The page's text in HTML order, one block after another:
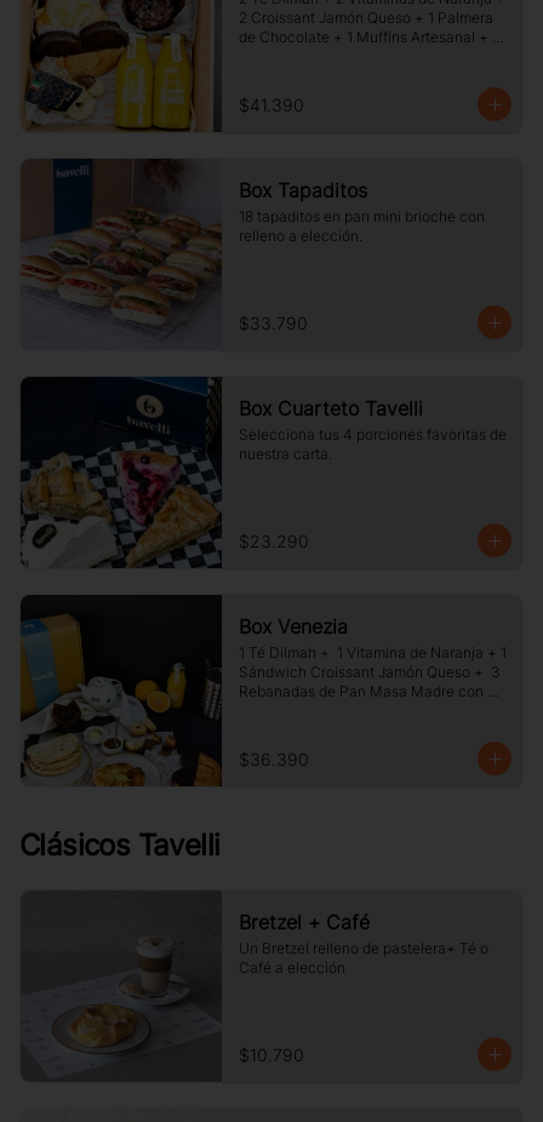
2 Croissant Jamón Queso + 1 Palmera
de Chocolate + 1 Muffins Artesanal +
$41.390
Box Tapaditos
18 tapaditos en pan mini brioche con
relleno a elección.
$33.790
Box Cuarteto Tavelli
Selecciona tus 4 porciones favoritas de
nuestra carta.
$23.290
Box Venezia
1 Té Dilmah +  1 Vitamina de Naranja + 1
Sándwich Croissant Jamón Queso +  3
Rebanadas de Pan Masa Madre con
gr de Galletas Surtida.
$36.390
Clásicos Tavelli
Bretzel + Café
Un Bretzel relleno de pastelera+ Té o
Café a elección
$10.790